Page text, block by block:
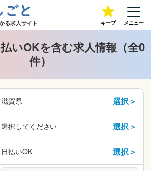
る求人サイト キープ メニュー
払いOKを含む求人情報（全0
件）
滋賀県 選択＞
選択してください 選択＞
日払いOK 選択＞